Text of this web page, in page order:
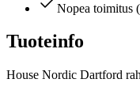
Nopea toimitus
Tuoteinfo
House Nordic Dartford